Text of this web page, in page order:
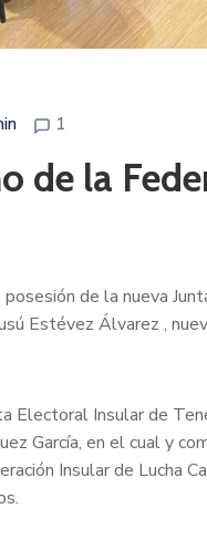
1
de la
de la nueva
Estévez Álvarez ,
Insular de
García, en el cual y
Insular de Lucha